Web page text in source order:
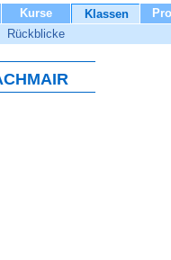
Kurse Klassen
Rückblicke